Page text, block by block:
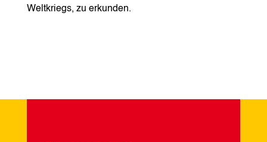
Weltkriegs, zu erkunden.